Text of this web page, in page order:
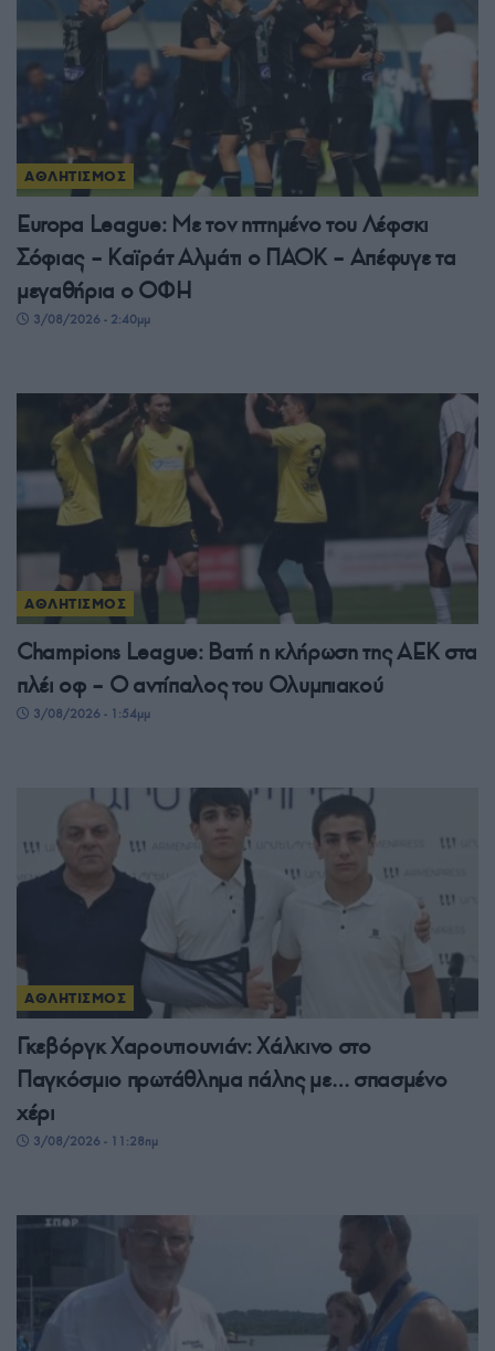
ΑΘΛΗΤΙΣΜΟΣ
Europa League: Με τον ηττημένο του Λέφσκι
Σόφιας – Καϊράτ Αλμάτι ο ΠΑΟΚ – Απέφυγε τα
μεγαθήρια ο ΟΦΗ
3/08/2026 - 2:40μμ
ΑΘΛΗΤΙΣΜΟΣ
Champions League: Βατή η κλήρωση της ΑΕΚ στα
πλέι οφ – Ο αντίπαλος του Ολυμπιακού
3/08/2026 - 1:54μμ
ΑΘΛΗΤΙΣΜΟΣ
Γκεβόργκ Χαρουτιουνιάν: Χάλκινο στο
Παγκόσμιο πρωτάθλημα πάλης με… σπασμένο
χέρι
3/08/2026 - 11:28πμ